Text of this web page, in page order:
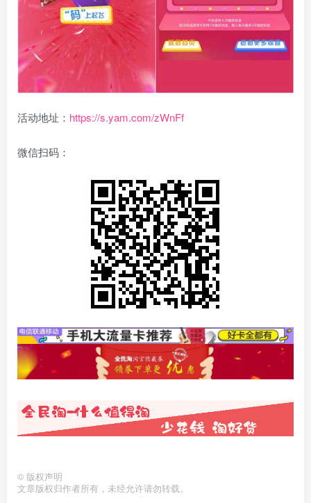
活动地址： https://s.yam.com/zWnFf
微信扫码：
© 版权声明
文章版权归作者所有，未经允许请勿转载。